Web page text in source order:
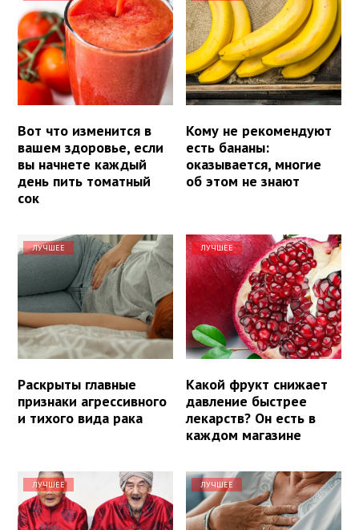
Вот что изменится в
вашем здоровье, если
вы начнете каждый
день пить томатный
сок
Кому не рекомендуют
есть бананы:
оказывается, многие
об этом не знают
ЛУЧШЕЕ
Раскрыты главные
признаки агрессивного
и тихого вида рака
ЛУЧШЕЕ
Какой фрукт снижает
давление быстрее
лекарств? Он есть в
каждом магазине
ЛУЧШЕЕ ЛУЧШЕЕ